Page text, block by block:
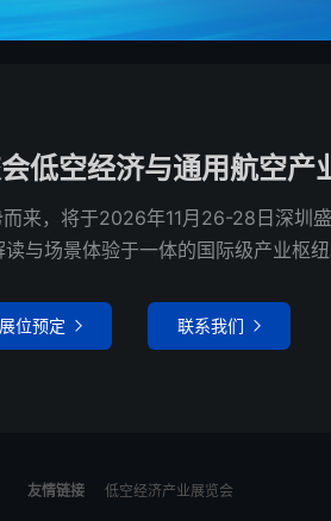
低空经济与通用航空产
来，将于2026年11月26-28日深圳
与场景体验于一体的国际级产业枢纽
展位预定  联系我们 
友情链接 低空经济产业展览会